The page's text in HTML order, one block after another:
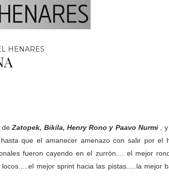
HENARES
deZatopek, Bikila, Henry Rono y Paavo Nurmi ,
que el amanecer amenazo con salir por el
fueron cayendo en el zurrón.... el mejor
mejor sprint hacia las pistas.....la mejor